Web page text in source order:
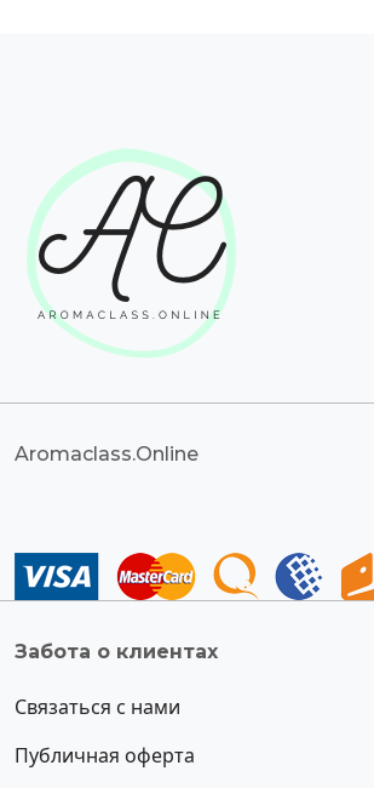
Aromaclass.Online
Забота о клиентах
Связаться с нами
Публичная оферта